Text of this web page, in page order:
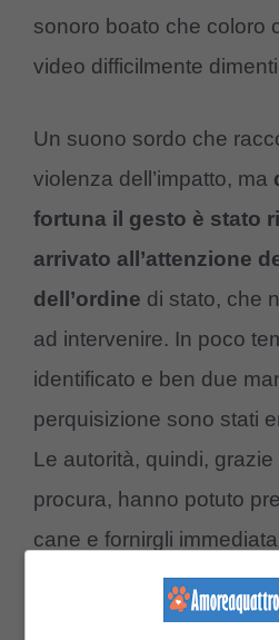
sonoro boato che coloro
video difficilmente
Un suono sordo che
violenza dell’impatto, ma
fortuna il gesto è stato
arrivato all’attenzione
dell’ordine di stato, che
ad intervenire. In poco
identificato e ben due
perquisizione sono stati
Le autorità, quindi,
procura, hanno potuto
cane e fornirgli